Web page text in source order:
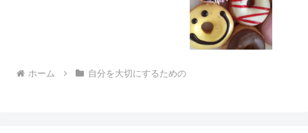
ホーム 自分を大切にするための